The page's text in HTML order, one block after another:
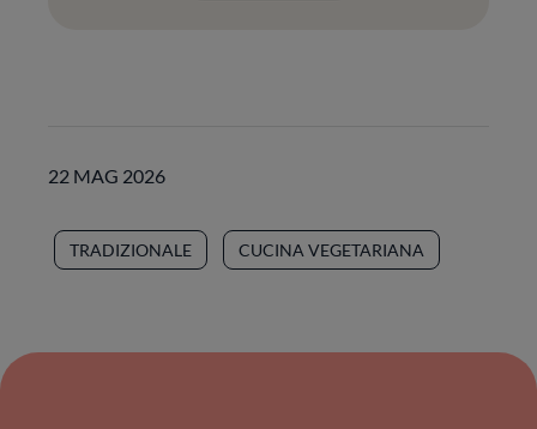
22 MAG 2026
TRADIZIONALE CUCINA VEGETARIANA